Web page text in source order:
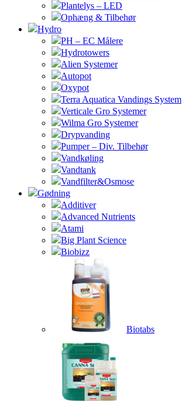
Plantelys – LED
Ophæng & Tilbehør
Hydro
PH – EC Målere
Hydrotowers
Alien Systemer
Autopot
Oxypot
Terra Aquatica Vandings System
Verticale Gro Systemer
Wilma Gro Systemer
Drypvanding
Pumper – Div. Tilbehør
Vandkøling
Vandtank
Vandfilter&Osmose
Gødning
Additiver
Advanced Nutrients
Atami
Big Plant Science
Biobizz
Biotabs